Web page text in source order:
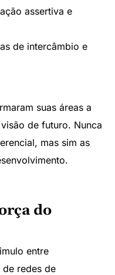
assertiva e
de intercâmbio e
suas áreas a
de futuro. Nunca
mas sim as
do
entre
redes de